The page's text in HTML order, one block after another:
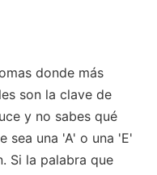
donde más
son la clave de
y no sabes qué
sea una 'A' o una 'E'
Si la palabra que